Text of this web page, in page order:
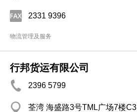
2331 9396
物流管理及服务
行邦货运有限公司
2396 5799
荃湾 海盛路3号TML广场7楼C3